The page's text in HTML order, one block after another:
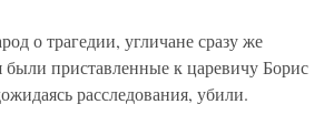
о трагедии, угличане сразу же
приставленные к царевичу Борис
расследования, убили.